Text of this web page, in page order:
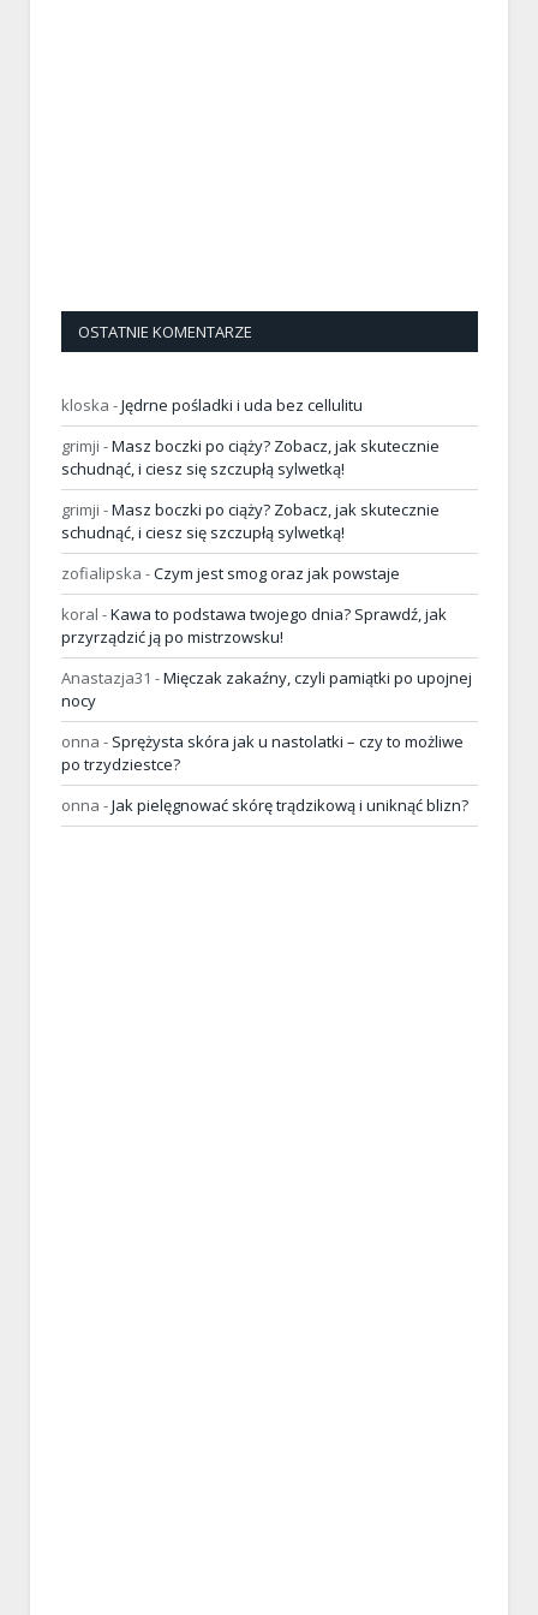
OSTATNIE KOMENTARZE
kloska -Jędrne pośladki i uda bez cellulitu
grimji -Masz boczki po ciąży? Zobacz, jak skutecznie
schudnąć, i ciesz się szczupłą sylwetką!
grimji -Masz boczki po ciąży? Zobacz, jak skutecznie
schudnąć, i ciesz się szczupłą sylwetką!
zofialipska -Czym jest smog oraz jak powstaje
koral -Kawa to podstawa twojego dnia? Sprawdź, jak
przyrządzić ją po mistrzowsku!
Anastazja31 -Mięczak zakaźny, czyli pamiątki po upojnej
nocy
onna - Sprężysta skóra jak u nastolatki – czy to możliwe
po trzydziestce?
onna -Jak pielęgnować skórę trądzikową i uniknąć blizn?